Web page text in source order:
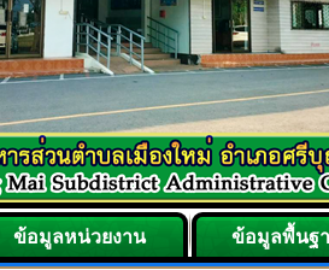
ข้อมูลหน่วยงาน ข้อมูลพื้นฐ